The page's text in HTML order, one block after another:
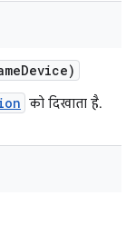
Device)
को दिखाता है.